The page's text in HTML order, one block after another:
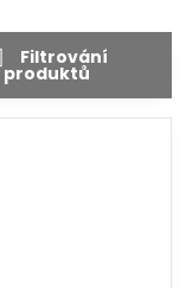
Filtrování
produktů